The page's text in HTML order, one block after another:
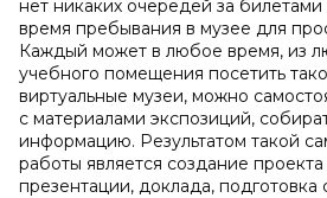
нет никаких очередей за
время пребывания в музее для
Каждый может в любое время, из
учебного помещения посетить
виртуальные музеи, можно
с материалами экспозиций,
информацию. Результатом такой
работы является создание
презентации, доклада,